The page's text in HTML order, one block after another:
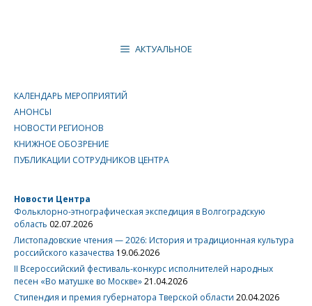
АКТУАЛЬНОЕ
КАЛЕНДАРЬ МЕРОПРИЯТИЙ
АНОНСЫ
НОВОСТИ РЕГИОНОВ
КНИЖНОЕ ОБОЗРЕНИЕ
ПУБЛИКАЦИИ СОТРУДНИКОВ ЦЕНТРА
Новости Центра
Фольклорно-этнографическая экспедиция в Волгоградскую
область 02.07.2026
Листопадовские чтения — 2026: История и традиционная культура
российского казачества 19.06.2026
II Всероссийский фестиваль-конкурс исполнителей народных
песен «Во матушке во Москве»21.04.2026
Стипендия и премия губернатора Тверской области 20.04.2026